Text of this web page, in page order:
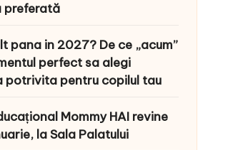
preferată
pana in 2027? De ce „acum”
perfect sa alegi
potrivita pentru copilul tau
Mommy HAI revine
la Sala Palatului